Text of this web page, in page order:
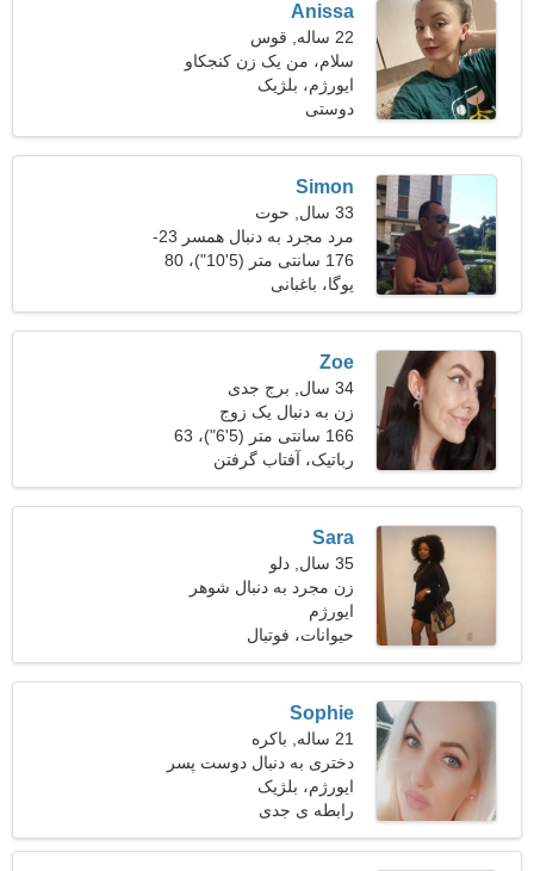
Anissa
22 ساله, قوس
سلام، من یک زن کنجکاو
هستم
ایورژم، بلژیک
دوستی
Simon
33 سال, حوت
مرد مجرد به دنبال همسر 23-
31
176 سانتی متر (5'10")، 80
کیلوگرم (176 پوند)
یوگا، باغبانی
Zoe
34 سال, برج جدی
زن به دنبال یک زوج
166 سانتی متر (5'6")، 63
کیلوگرم (138 پوند)
رباتیک، آفتاب گرفتن
Sara
35 سال, دلو
زن مجرد به دنبال شوهر
ایورژم
حیوانات، فوتبال
Sophie
21 ساله, باکره
دختری به دنبال دوست پسر
22-28
ایورژم، بلژیک
رابطه ی جدی